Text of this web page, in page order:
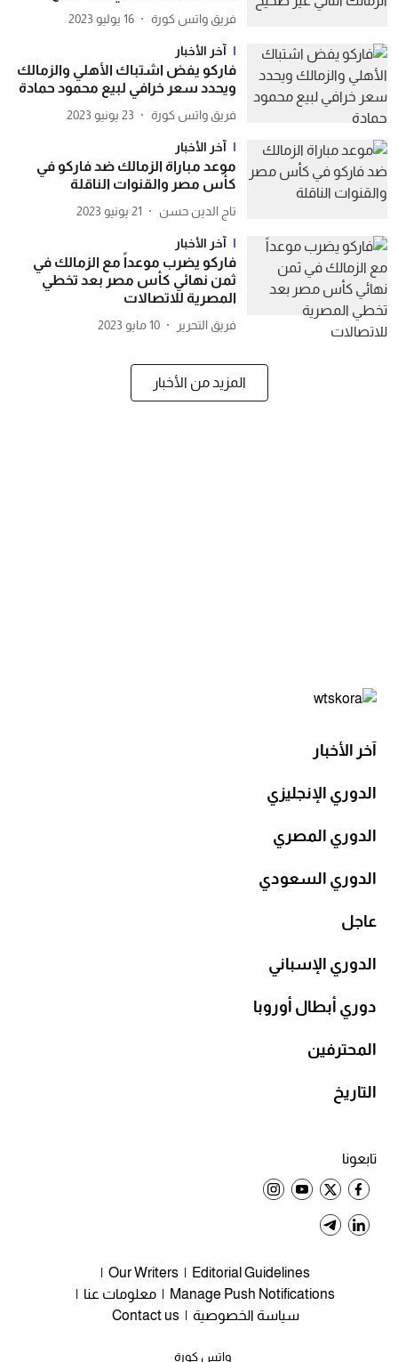
فريق واتس كورة 16 يوليو 2023
آخر الأخبار
فاركو يفض اشتباك الأهلي والزمالك
ويحدد سعر خرافي لبيع محمود حمادة
فريق واتس كورة 23 يونيو 2023
آخر الأخبار
موعد مباراة الزمالك ضد فاركو في
كأس مصر والقنوات الناقلة
تاج الدين حسن 21 يونيو 2023
آخر الأخبار
فاركو يضرب موعداً مع الزمالك في
ثمن نهائي كأس مصر بعد تخطي
المصرية للاتصالات
فريق التحرير 10 مايو 2023
المزيد من الأخبار
تابعونا
آخر الأخبار
الدوري الإنجليزي
الدوري المصري
الدوري السعودي
عاجل
الدوري الإسباني
دوري أبطال أوروبا
المحترفين
التاريخ
Editorial Guidelines
Our Writers
Manage Push Notifications
معلومات عنا
سياسة الخصوصية
Contact us
واتس كورة